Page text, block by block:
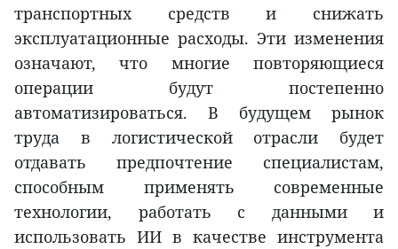
транспортных средств и снижать
эксплуатационные расходы. Эти изменения
означают, что многие повторяющиеся
операции будут постепенно
автоматизироваться. В будущем рынок
труда в логистической отрасли будет
отдавать предпочтение специалистам,
способным применять современные
технологии, работать с данными и
использовать ИИ в качестве инструмента